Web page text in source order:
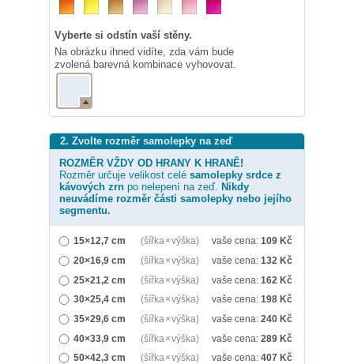
Vyberte si odstín vaší stěny.
Na obrázku ihned vidíte, zda vám bude
zvolená barevná kombinace vyhovovat.
2. Zvolte rozměr samolepky na zeď
ROZMĚR VŽDY OD HRANY K HRANĚ!
Rozměr určuje velikost celé samolepky srdce z
kávových zrn po nelepení na zeď. Nikdy
neuvádíme rozměr části samolepky nebo jejího
segmentu.
15×12,7 cm (šířka × výška) vaše cena: 109 Kč
20×16,9 cm
(šířka × výška) vaše cena: 132 Kč
25×21,2 cm
(šířka × výška) vaše cena: 162 Kč
30×25,4 cm
(šířka × výška) vaše cena: 198 Kč
35×29,6 cm
(šířka × výška) vaše cena: 240 Kč
40×33,9 cm
(šířka × výška) vaše cena: 289 Kč
50×42,3 cm
(šířka × výška) vaše cena: 407 Kč